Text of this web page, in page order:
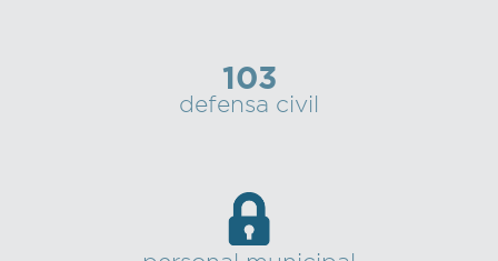
103
defensa civil